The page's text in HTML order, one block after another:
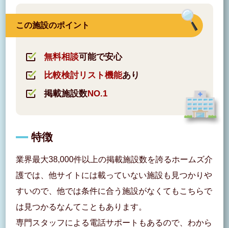
この施設のポイント
無料相談可能で安心
比較検討リスト機能あり
掲載施設数NO.1
特徴
業界最大38,000件以上の掲載施設数を誇るホームズ介
護では、他サイトには載っていない施設も見つかりや
すいので、他では条件に合う施設がなくてもこちらで
は見つかるなんてこともあります。
専門スタッフによる電話サポートもあるので、わから